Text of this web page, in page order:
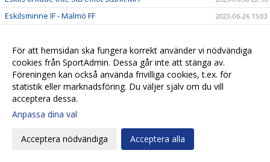
Eskilsminne IF - Malmö FF 2023-06-26 15:03
Eskilscoachen vill bibehålla hemmaformen 2023-06-21 23:08
Eskilsminne IF - Onsala BK 2023-06-21 11:47
Motståndarkollen: Skadedrabbat Onsala har presterat
bra
2023-06-20 20:26
Maja trivs på sin backposition
Derbyhjälten glad hon fick rätt diagnos
För att hemsidan ska fungera korrekt använder vi nödvändiga
cookies från SportAdmin. Dessa går inte att stänga av.
Föreningen kan också använda frivilliga cookies, t.ex. för
statistik eller marknadsföring. Du väljer själv om du vill
acceptera dessa.
Anpassa dina val
Acceptera nödvändiga Acceptera alla